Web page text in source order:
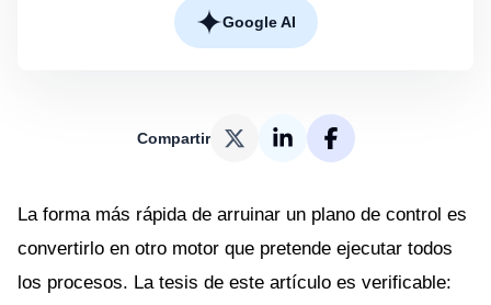
Google AI
Compartir
La forma más rápida de arruinar un plano de control es
convertirlo en otro motor que pretende ejecutar todos
los procesos. La tesis de este artículo es verificable: